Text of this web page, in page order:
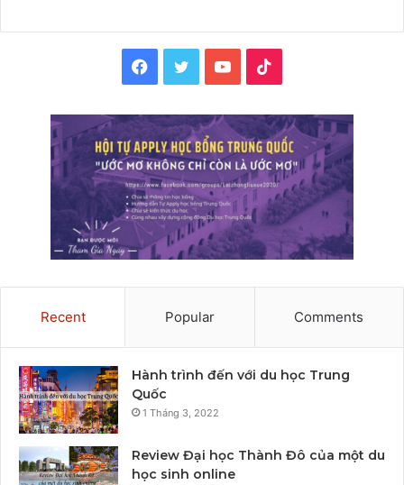
Facebook
TwitterYouTube
Recent Popular Comments
Hành trình đến với du học Trung
Quốc
1 Tháng 3, 2022
Review Đại học Thành Đô của một du
học sinh online